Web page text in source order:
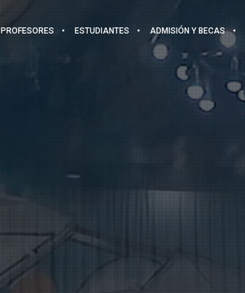
PROFESORES ESTUDIANTES ADMISIÓN Y BECAS